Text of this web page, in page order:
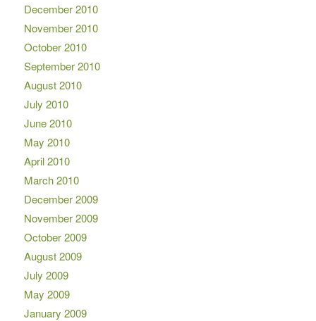
December 2010
November 2010
October 2010
September 2010
August 2010
July 2010
June 2010
May 2010
April 2010
March 2010
December 2009
November 2009
October 2009
August 2009
July 2009
May 2009
January 2009